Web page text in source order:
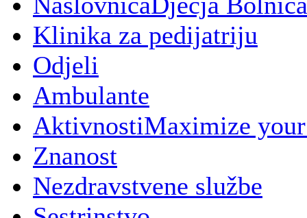
Klinika za pedijatriju
Odjeli
Ambulante
AktivnostiMaximize
Znanost
Nezdravstvene službe